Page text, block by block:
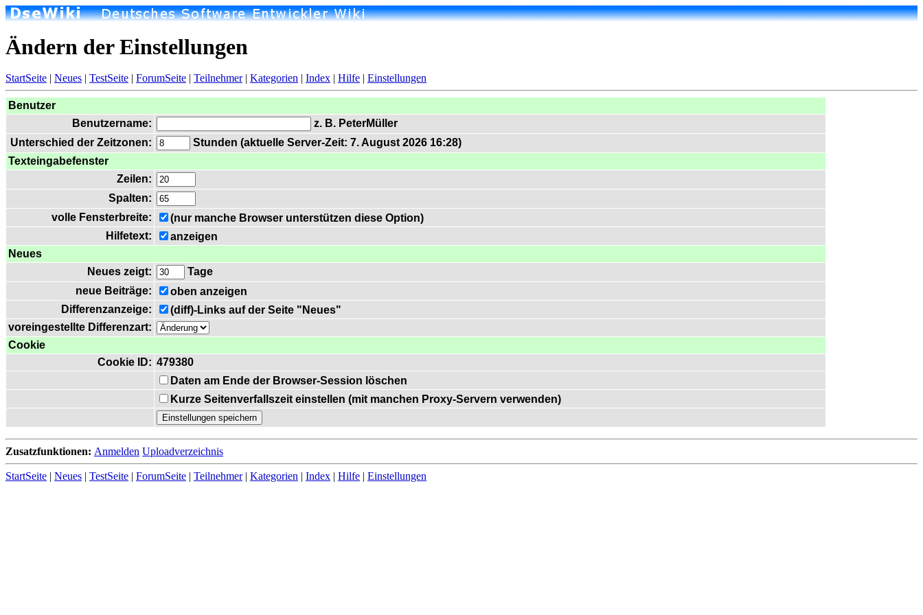
Ändern der Einstellungen
StartSeite | Neues | TestSeite | ForumSeite | Teilnehmer| Kategorien | Index | Hilfe | Einstellungen
Benutzer
Benutzername:
z. B. PeterMüller
Unterschied der Zeitzonen:
Stunden (aktuelle Server-Zeit: 7. August 2026 16:28)
Texteingabefenster
Zeilen:
Spalten:
volle Fensterbreite:
(nur manche Browser unterstützen diese Option)
Hilfetext:
anzeigen
Neues
Neues zeigt:
Tage
neue Beiträge:
oben anzeigen
Differenzanzeige:
(diff)-Links auf der Seite "Neues"
voreingestellte Differenzart:
Cookie
Cookie ID: 479380
Daten am Ende der Browser-Session löschen
Kurze Seitenverfallszeit einstellen (mit manchen Proxy-Servern verwenden)
Zusatzfunktionen: Anmelden Uploadverzeichnis
StartSeite | Neues | TestSeite | ForumSeite | Teilnehmer| Kategorien | Index | Hilfe | Einstellungen